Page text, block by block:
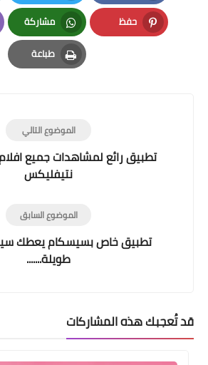
Facebook
Twitter
حفظ
Pinterest
مشاركة
Whatsapp
طباعة
Print
الموضوع التالي
تطبيق رائع لمشاهدات جميع
نتيفليكس
الموضوع السابق
تطبيق خاص بسيسكام يعطك
طويلة.......
قد تُعجبك هذه المشاركات